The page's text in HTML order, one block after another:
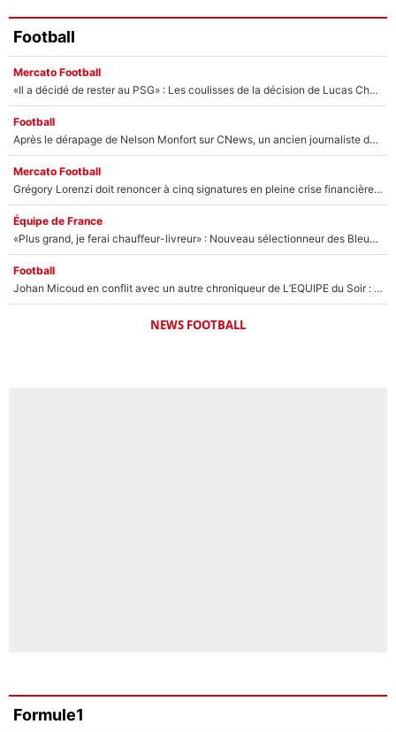
Football
Mercato Football
«Il a décidé de rester au PSG» : Les coulisses de la décision de Lucas Chevalier pour son transfert
Football
Après le dérapage de Nelson Monfort sur CNews, un ancien journaliste de France Télévisions relance la polémique sur les incendies en Gironde
Mercato Football
Grégory Lorenzi doit renoncer à cinq signatures en pleine crise financière : L’IA propose sept noms à l’OM pour un mercato réussi... à seulement 5M€ !
Équipe de France
«Plus grand, je ferai chauffeur-livreur» : Nouveau sélectionneur des Bleus, Zinédine Zidane s’était imaginé un avenir très différent lorsqu'il était enfant
Football
Johan Micoud en conflit avec un autre chroniqueur de L’EQUIPE du Soir : «Pendant un moment, je ne les ai pas remis ensemble dans l'émission»
NEWS FOOTBALL
Formule1